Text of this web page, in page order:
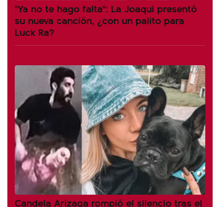
"Ya no te hago falta": La Joaqui presentó
su nueva canción, ¿con un palito para
Luck Ra?
Candela Arizaga rompió el silencio tras el